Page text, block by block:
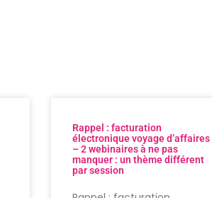
Rappel : facturation
électronique voyage d’affaires
– 2 webinaires à ne pas
manquer : un thème différent
par session